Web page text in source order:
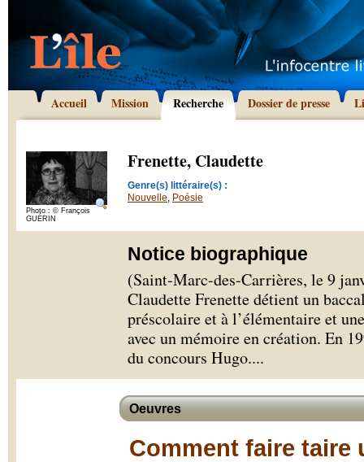
Accueil Mission Recherche Dossier de presse
Photo : © François
GUÉRIN
Frenette, Claudette
Genre(s) littéraire(s) :
Nouvelle, Poésie
Notice biographique
(Saint-Marc-des-Carrières, le 9
Claudette Frenette détient un
préscolaire et à l’élémentaire et
avec un mémoire en création. En
du concours Hugo....
Oeuvres
Comment faire taire